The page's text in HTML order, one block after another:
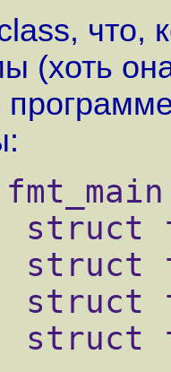
что,
(хоть